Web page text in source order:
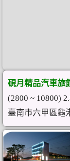
硯月精品汽車旅
(2800 ~ 10800)
臺南市六甲區龜